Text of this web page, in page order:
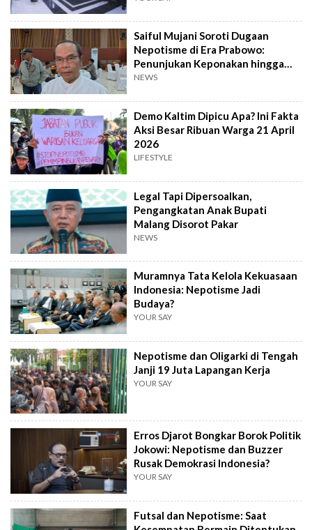
Saiful Mujani Soroti Dugaan
Nepotisme di Era Prabowo:
Penunjukan Keponakan hingga
Adik Jadi Sorotan
NEWS
Demo Kaltim Dipicu Apa? Ini Fakta
Aksi Besar Ribuan Warga 21 April
2026
LIFESTYLE
Legal Tapi Dipersoalkan,
Pengangkatan Anak Bupati
Malang Disorot Pakar
NEWS
Muramnya Tata Kelola Kekuasaan
Indonesia: Nepotisme Jadi
Budaya?
YOUR SAY
Nepotisme dan Oligarki di Tengah
Janji 19 Juta Lapangan Kerja
YOUR SAY
Erros Djarot Bongkar Borok Politik
Jokowi: Nepotisme dan Buzzer
Rusak Demokrasi Indonesia?
YOUR SAY
Futsal dan Nepotisme: Saat